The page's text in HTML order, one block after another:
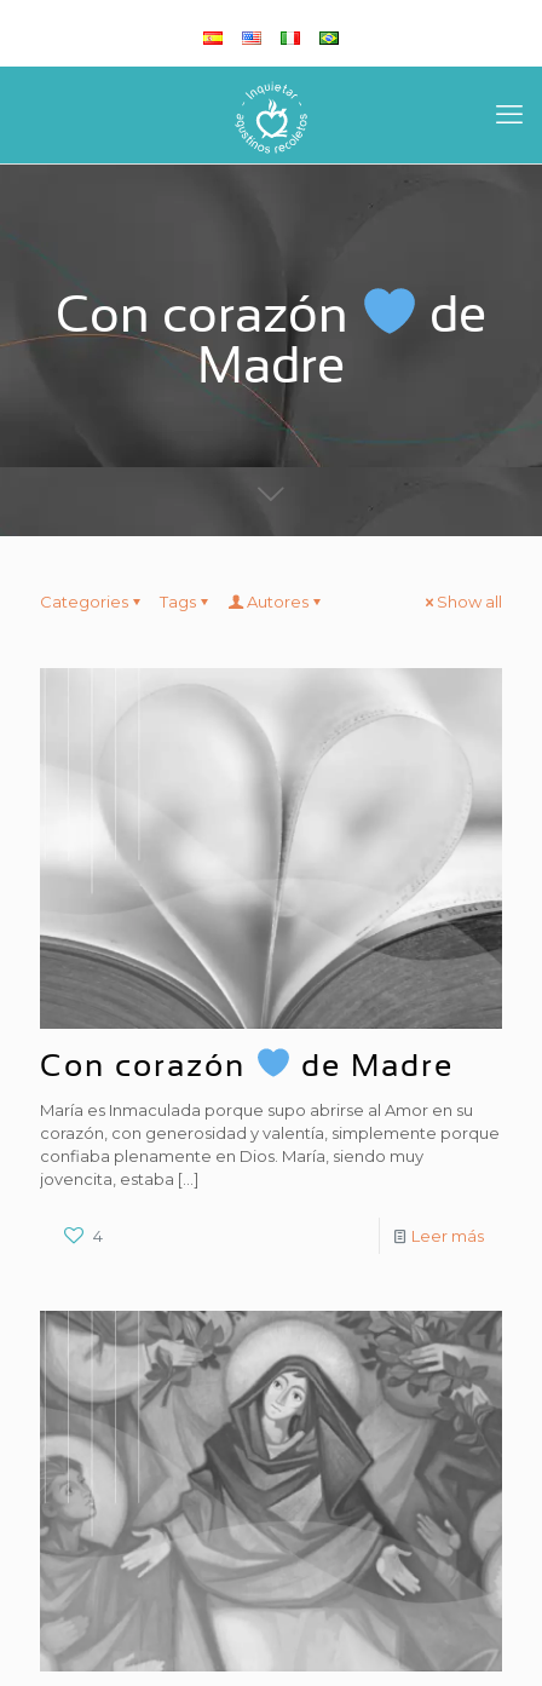
Con corazón
de
Madre
Categories Tags Autores Show all
Con corazón de Madre
María es Inmaculada porque supo abrirse al Amor en su
corazón, con generosidad y valentía, simplemente porque
confiaba plenamente en Dios. María, siendo muy
jovencita, estaba […]
4 Leer más